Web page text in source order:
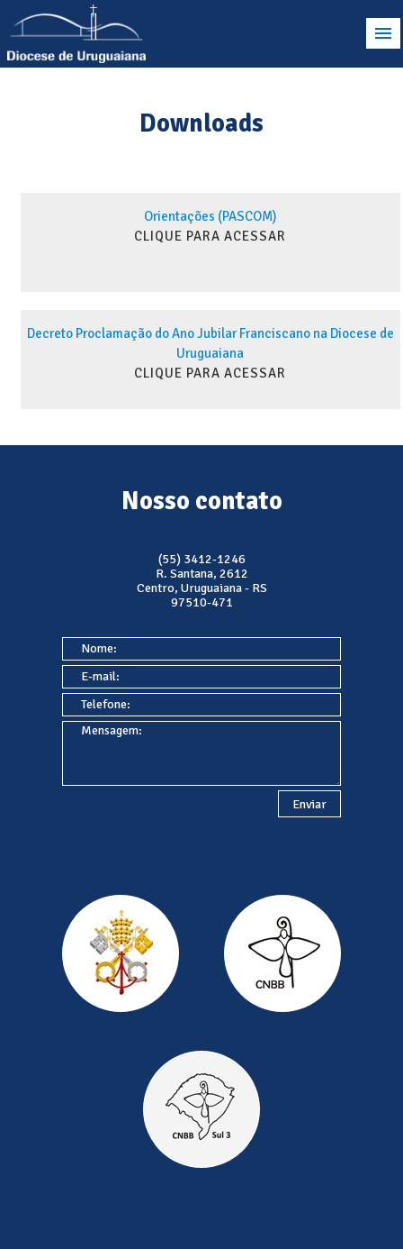
Downloads
Orientações (PASCOM)
CLIQUE PARA ACESSAR
Decreto Proclamação do Ano Jubilar Franciscano na Diocese de
Uruguaiana
CLIQUE PARA ACESSAR
Nosso contato
(55) 3412-1246
R. Santana, 2612
Centro, Uruguaiana - RS
97510-471